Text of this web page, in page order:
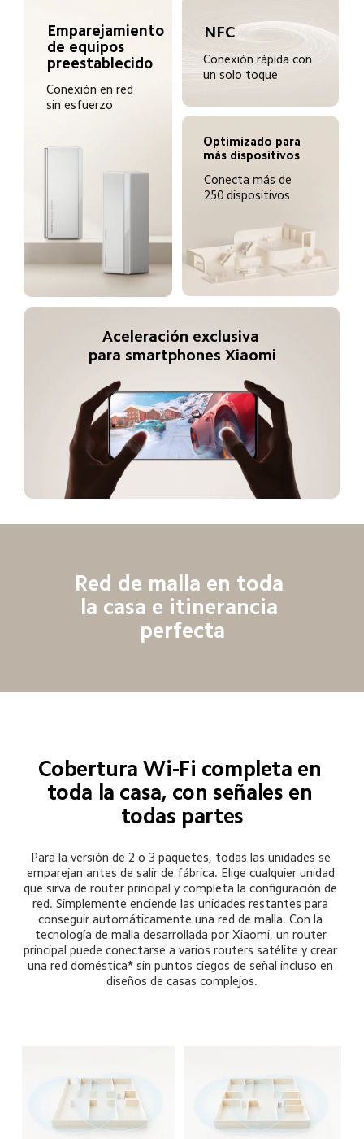
Emparejamiento
de equipos
preestablecido
Conexión en red
sin esfuerzo
NFC
Conexión rápida con
un solo toque
Optimizado para
más dispositivos
Conecta más de
250 dispositivos
Aceleración exclusiva
para smartphones Xiaomi
Red de malla en toda
la casa e itinerancia
perfecta
Cobertura Wi-Fi completa en
toda la casa, con señales en
todas partes
Para la versión de 2 o 3 paquetes, todas las unidades se
emparejan antes de salir de fábrica. Elige cualquier unidad
que sirva de router principal y completa la configuración de
red. Simplemente enciende las unidades restantes para
conseguir automáticamente una red de malla. Con la
tecnología de malla desarrollada por Xiaomi, un router
principal puede conectarse a varios routers satélite y crear
una red doméstica* sin puntos ciegos de señal incluso en
diseños de casas complejos.